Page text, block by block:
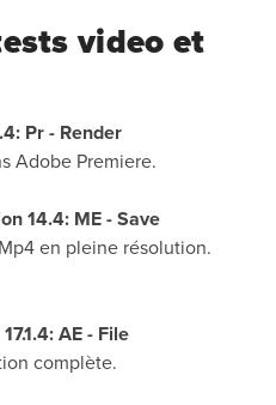
video et
14.4: Pr - Render
dans Adobe Premiere.
14.4: ME - Save
Mp4 en pleine résolution.
17.1.4: AE - File
complète.